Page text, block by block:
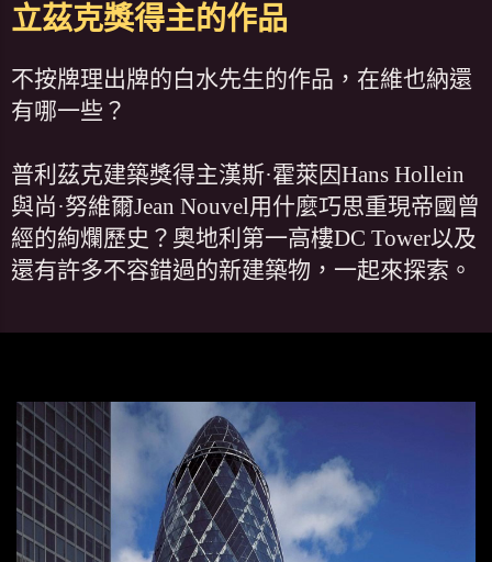
立茲克獎得主的作品
不按牌理出牌的白水先生的作品，在維也納還
有哪一些？
普利茲克建築獎得主漢斯·霍萊因Hans Hollein
與尚·努維爾Jean Nouvel用什麼巧思重現帝國曾
經的絢爛歷史？奧地利第一高樓DC Tower以及
還有許多不容錯過的新建築物，一起來探索。